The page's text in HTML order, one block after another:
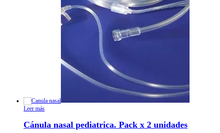
Leer más
Cánula nasal pediatrica. Pack x 2 unidades